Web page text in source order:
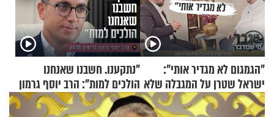
"הגמגום לא מגדיר אותי":
ישראל שטרן על המגבלה שלא
עוצרת אותו
"נתקענו. חשבנו שאנחנו
הולכים למות": הרב יוסף גרמון
בריאיון מרתק